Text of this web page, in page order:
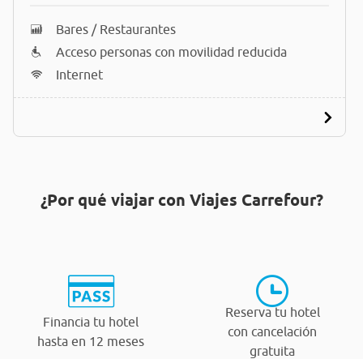
Bares / Restaurantes
Acceso personas con movilidad reducida
Internet
¿Por qué viajar con Viajes Carrefour?
Financia tu hotel
hasta en 12 meses
Reserva tu hotel
con cancelación
gratuita